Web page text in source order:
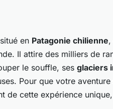
en Patagonie chilienne,
Il attire des milliers de
le souffle, ses glaciers
Pour que votre
de cette expérience